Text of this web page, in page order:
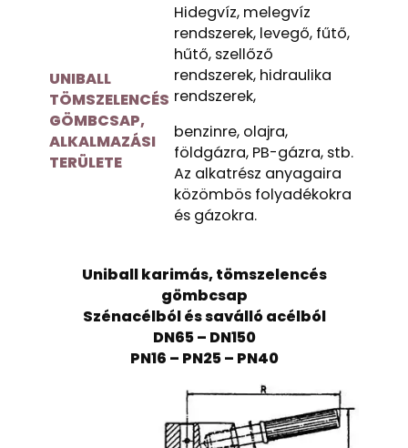
UNIBALL
TÖMSZELENCÉS
GÖMBCSAP,
ALKALMAZÁSI
TERÜLETE
Hidegvíz, melegvíz
rendszerek, levegő, fűtő,
hűtő, szellőző
rendszerek, hidraulika
rendszerek,
benzinre, olajra,
földgázra, PB-gázra, stb.
Az alkatrész anyagaira
közömbös folyadékokra
és gázokra.
Uniball karimás, tömszelencés
gömbcsap
Szénacélból és saválló acélból
DN65 – DN150
PN16 – PN25 – PN40